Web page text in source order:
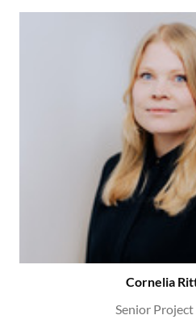
Cornelia
Senior